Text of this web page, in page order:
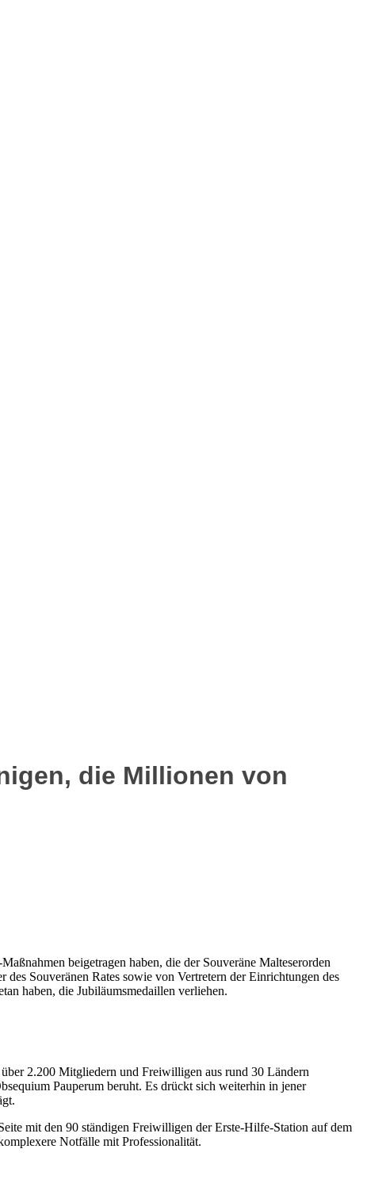
die Millionen von
beigetragen haben, die der Souveräne Malteserorden
des Souveränen Rates sowie von Vertretern der Einrichtungen des
haben, die Jubiläumsmedaillen verliehen.
2.200 Mitgliedern und Freiwilligen aus rund 30 Ländern
Pauperum beruht. Es drückt sich weiterhin in jener
mit den 90 ständigen Freiwilligen der Erste-Hilfe-Station auf dem
Notfälle mit Professionalität.